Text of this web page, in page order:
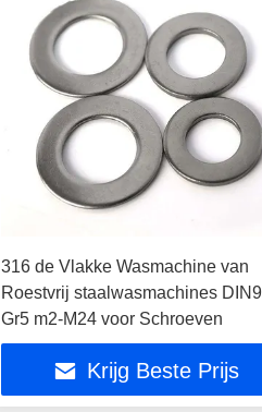
316 de Vlakke Wasmachine van
Roestvrij staalwasmachines
Gr5 m2-M24 voor Schroeven
Krijg Beste Prijs